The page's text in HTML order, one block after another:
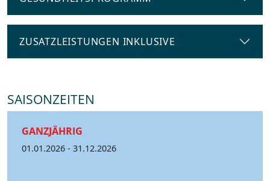
ZUSATZLEISTUNGEN INKLUSIVE
SAISONZEITEN
GANZJÄHRIG
01.01.2026 - 31.12.2026